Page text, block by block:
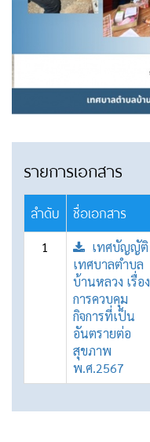
รายการเอกสาร
ลำดับ ชื่อเอกสาร
1
เทศบัญญัติ
เทศบาลตำบล
บ้านหลวง เรื่อง
การควบคุม
กิจการที่เป็น
อันตรายต่อ
สุขภาพ
พ.ศ.2567